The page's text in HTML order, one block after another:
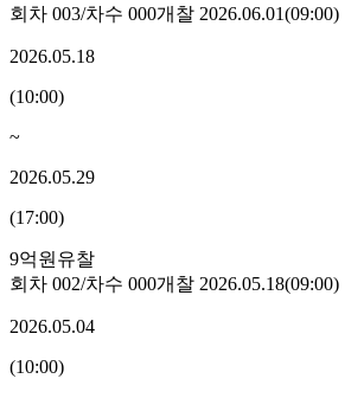
회차 003/차수 000개찰 2026.06.01(09:00)
2026.05.18
(10:00)
~
2026.05.29
(17:00)
9억원 유찰
회차 002/차수 000개찰 2026.05.18(09:00)
2026.05.04
(10:00)